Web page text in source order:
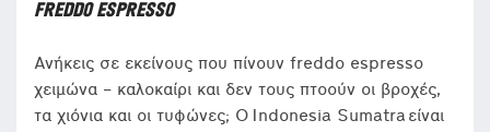
FREDDO ESPRESSO
Ανήκεις σε εκείνους που πίνουν freddo espresso
χειμώνα – καλοκαίρι και δεν τους πτοούν οι βροχές,
τα χιόνια και οι τυφώνες; Ο Indonesia Sumatra είναι